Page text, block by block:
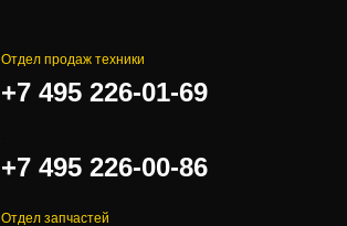
Отдел продаж техники
+7 495 226-01-69
+7 495 226-00-86
Отдел запчастей